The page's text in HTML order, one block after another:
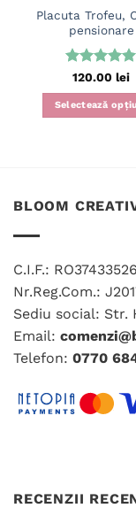
Placuta Trofeu,
pensionare
Evaluat la
5din 5
120.00 lei
Selectează
multe
fi
alese
în
pagina
BLOOM
C.I.F.: RO37433526
Nr.Reg.Com.:
Sediu social: Str.
Email:
Telefon: 0770
RECENZII